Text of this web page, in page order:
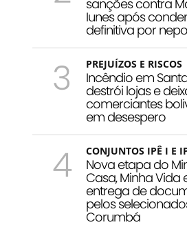
sanções contra
Iunes após
definitiva por
3 PREJUÍZOS E RISCOS
Incêndio em
destrói lojas e
comerciantes
em desespero
4 CONJUNTOS IPÊ I E
Nova etapa do
Casa, Minha Vida
entrega de
pelos
Corumbá